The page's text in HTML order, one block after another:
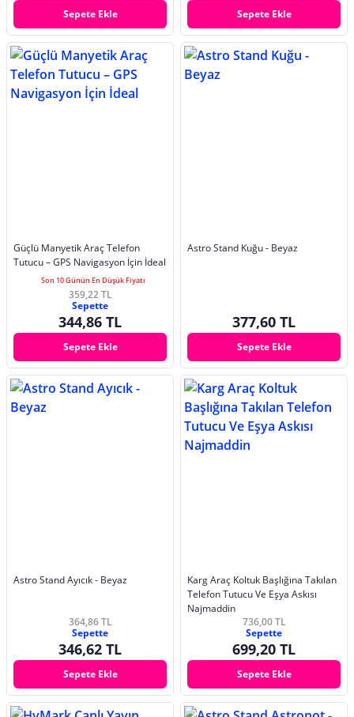
Sepete Ekle Sepete Ekle
Güçlü Manyetik Araç Telefon
Tutucu – GPS Navigasyon İçin İdeal
Son 10 Günün En Düşük Fiyatı
359,22 TL
Sepette
344,86 TL
Sepete Ekle
Astro Stand Kuğu - Beyaz
377,60 TL
Sepete Ekle
Astro Stand Ayıcık - Beyaz
364,86 TL
Sepette
346,62 TL
Sepete Ekle
Karg Araç Koltuk Başlığına Takılan
Telefon Tutucu Ve Eşya Askısı
Najmaddin
736,00 TL
Sepette
699,20 TL
Sepete Ekle